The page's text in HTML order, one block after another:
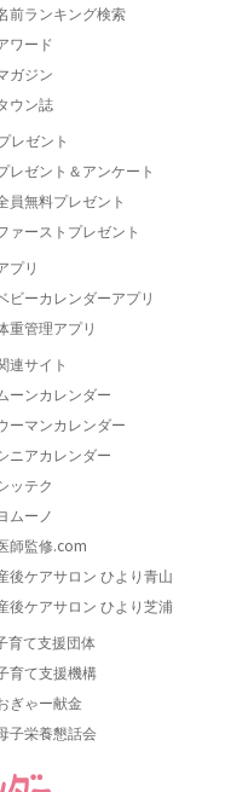
前ランキング検索
ワード
ガジン
ウン誌
レゼント
レゼント＆アンケート
員無料プレゼント
ァーストプレゼント
プリ
ビーカレンダーアプリ
重管理アプリ
連サイト
ーンカレンダー
ーマンカレンダー
ニアカレンダー
ッテク
ムーノ
師監修.com
後ケアサロン ひより青山
後ケアサロン ひより芝浦
育て支援団体
育て支援機構
ぎゃー献金
子栄養懇話会